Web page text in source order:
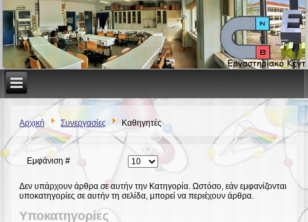
Αρχική Συνεργασίες Καθηγητές
Εμφάνιση #
Δεν υπάρχουν άρθρα σε αυτήν την Κατηγορία. Ωστόσο, εάν εμφανίζονται
υποκατηγορίες σε αυτήν τη σελίδα, μπορεί να περιέχουν άρθρα.
Υποκατηγορίες